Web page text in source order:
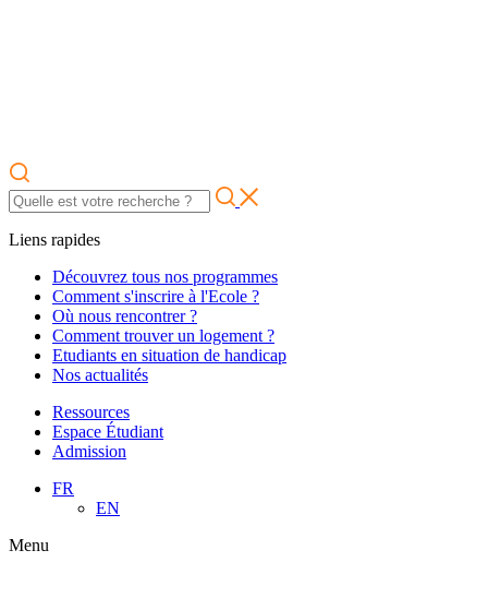
Liens rapides
Découvrez tous nos programmes
Comment s'inscrire à l'Ecole ?
Où nous rencontrer ?
Comment trouver un logement ?
Etudiants en situation de handicap
Nos actualités
Ressources
Espace Étudiant
Admission
FR
EN
Menu